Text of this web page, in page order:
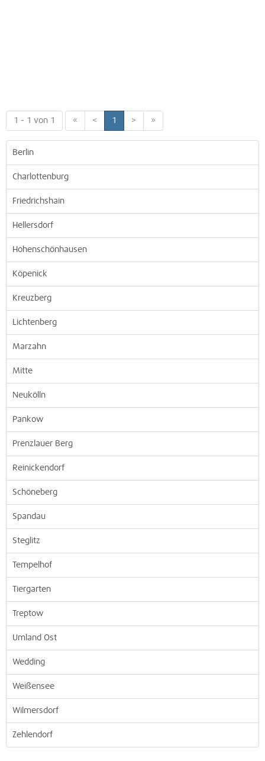
1 - 1 von 1 « < 1 > »
Berlin
Charlottenburg
Friedrichshain
Hellersdorf
Hohenschönhausen
Köpenick
Kreuzberg
Lichtenberg
Marzahn
Mitte
Neukölln
Pankow
Prenzlauer Berg
Reinickendorf
Schöneberg
Spandau
Steglitz
Tempelhof
Tiergarten
Treptow
Umland Ost
Wedding
Weißensee
Wilmersdorf
Zehlendorf